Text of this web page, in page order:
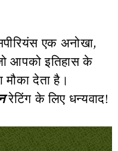
एक अनोखा,
आपको इतिहास के
देता है।
रेटिंग के लिए धन्यवाद!